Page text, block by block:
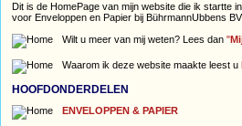
Dit is de HomePage van mijn website die ik startte
voor Enveloppen en Papier bij BührmannUbbens
Wilt u meer van mij weten? Lees dan "
Waarom ik deze website maakte leest u
HOOFDONDERDELEN
ENVELOPPEN & PAPIER